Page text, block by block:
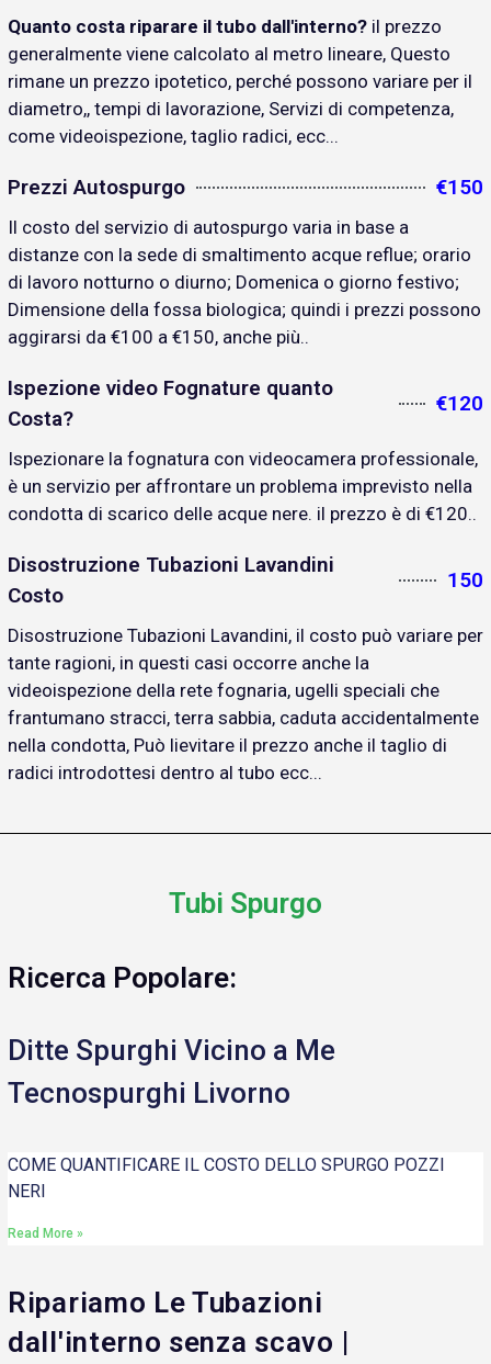
Quanto costa riparare il tubo dall'interno? il prezzo
generalmente viene calcolato al metro lineare, Questo
rimane un prezzo ipotetico, perché possono variare per il
diametro,, tempi di lavorazione, Servizi di competenza,
come videoispezione, taglio radici, ecc...
Prezzi Autospurgo €150
Il costo del servizio di autospurgo varia in base a
distanze con la sede di smaltimento acque reflue; orario
di lavoro notturno o diurno; Domenica o giorno festivo;
Dimensione della fossa biologica; quindi i prezzi possono
aggirarsi da €100 a €150, anche più..
Ispezione video Fognature quanto
Costa?
€120
Ispezionare la fognatura con videocamera professionale,
è un servizio per affrontare un problema imprevisto nella
condotta di scarico delle acque nere. il prezzo è di €120..
Disostruzione Tubazioni Lavandini
Costo
150
Disostruzione Tubazioni Lavandini, il costo può variare per
tante ragioni, in questi casi occorre anche la
videoispezione della rete fognaria, ugelli speciali che
frantumano stracci, terra sabbia, caduta accidentalmente
nella condotta, Può lievitare il prezzo anche il taglio di
radici introdottesi dentro al tubo ecc...
Tubi Spurgo
Ricerca Popolare:
Ditte Spurghi Vicino a Me
Tecnospurghi Livorno
COME QUANTIFICARE IL COSTO DELLO SPURGO POZZI
NERI
Read More »
Ripariamo Le Tubazioni
dall'interno senza scavo |